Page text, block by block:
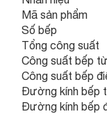
Mã sản phẩm
Số bếp
Tổng công suất
Công suất bếp
Công suất bếp
Đường kính bếp
Đường kính bếp